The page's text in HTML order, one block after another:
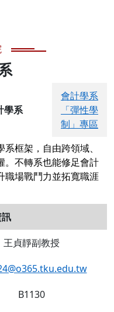
學系
會計學系
「彈性學
制」專區
框架，自由跨領域、
。不轉系也能修足會計
職場戰鬥力並拓寬職涯
王貞靜副教授
B1130